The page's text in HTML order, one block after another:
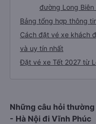
đường Long Biên
Bảng tổng hợp thông
Cách đặt vé xe khách
và uy tín nhất
Đặt vé xe Tết 2027 từ
Những câu hỏi
- Hà Nội đi Vĩnh Phúc